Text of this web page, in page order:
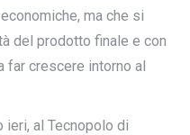
ma che si
del prodotto finale e con
far crescere intorno al
ieri, al Tecnopolo di